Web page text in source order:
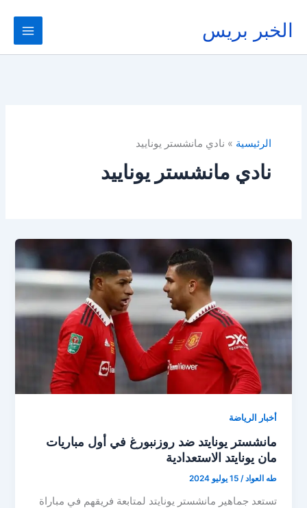
المحتوى
الخبر بريس
الرئيسية نادي مانشستر يوناييد
نادي مانشستر يوناييد
أخبار الرياضة
مانشستر يونايتد ضد روزنبورغ في أول مباريات
مان يونايتد الاستعدادية
طه العواد/15 يوليو 2024
تستعد جماهير مانشستر يونايتد لمتابعة فريقهم في مباراة